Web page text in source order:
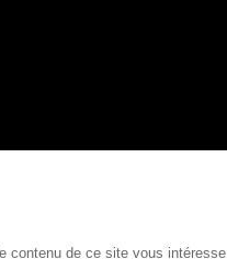
contenu de ce site vous intéresse